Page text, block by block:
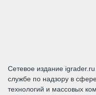
Сетевое издание
службе по надзору в
технологий и массовых